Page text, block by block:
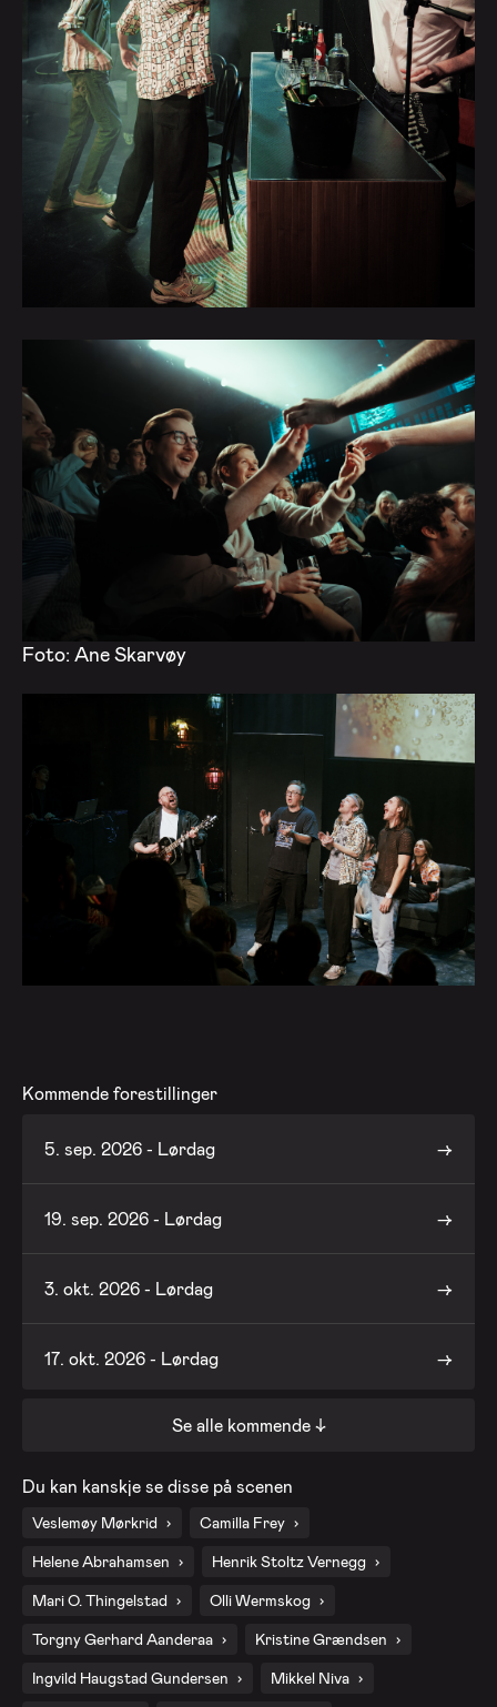
Foto: Ane Skarvøy
Kommende forestillinger
5. sep. 2026 - Lørdag
19. sep. 2026 - Lørdag
3. okt. 2026 - Lørdag
17. okt. 2026 - Lørdag
31. okt. 2026 - Lørdag
14. nov. 2026 - Lørdag
28. nov. 2026 - Lørdag
Se alle kommende ↓
Du kan kanskje se disse på scenen
Veslemøy Mørkrid Camilla Frey
Helene Abrahamsen Henrik Stoltz Vernegg
Mari O. Thingelstad Olli Wermskog
Torgny Gerhard Aanderaa Kristine Grændsen
Ingvild Haugstad Gundersen Mikkel Niva